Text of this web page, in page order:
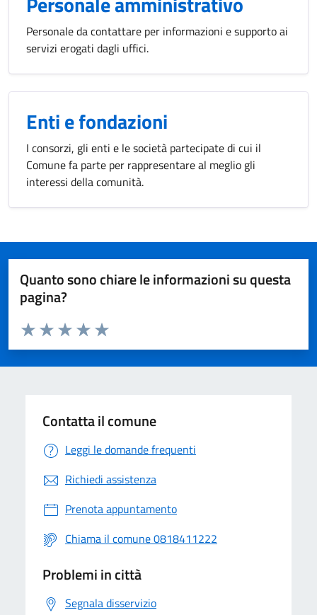
Personale da contattare per informazioni e supporto ai
servizi erogati dagli uffici.
Enti e fondazioni
I consorzi, gli enti e le società partecipate di cui il
Comune fa parte per rappresentare al meglio gli
interessi della comunità.
Quanto sono chiare le informazioni su questa
pagina?
Valuta da 1 a 5 stelle la pagina
Valuta 5 stelle su 5
Valuta 4 stelle su 5
Valuta 3 stelle su 5
Valuta 2 stelle su 5
Valuta 1 stelle su 5
Contatta il comune
Leggi le domande frequenti
Richiedi assistenza
Prenota appuntamento
Chiama il comune 0818411222
Problemi in città
Segnala disservizio